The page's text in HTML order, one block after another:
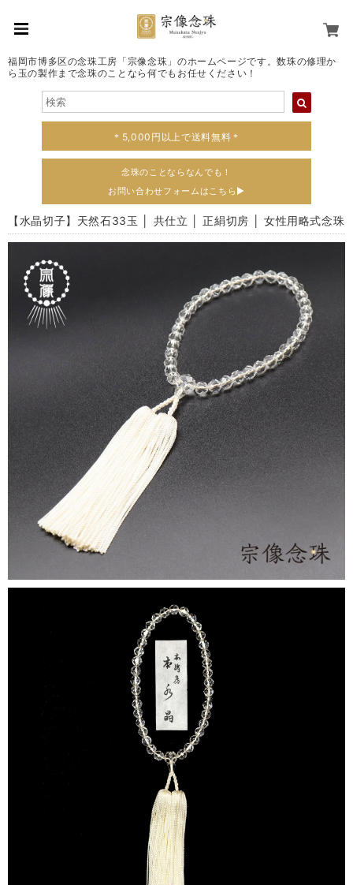
福岡市博多区の念珠工房「宗像念珠」のホームページです。数珠の修理か
ら玉の製作まで念珠のことなら何でもお任せください！
＊5,000円以上で送料無料＊
念珠のことならなんでも！
お問い合わせフォームはこちら▶
【水晶切子】天然石33玉 │ 共仕立 │ 正絹切房 │ 女性用略式念珠